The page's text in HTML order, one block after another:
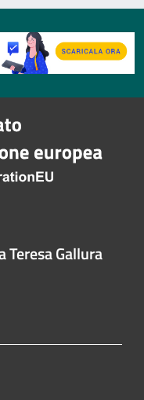
Teresa Gallura